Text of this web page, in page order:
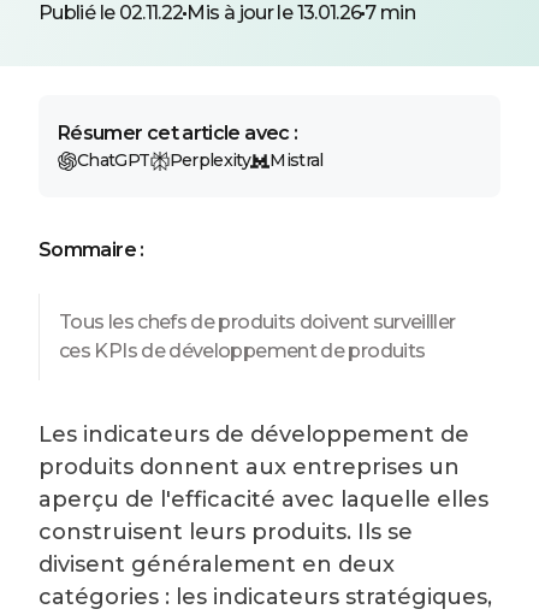
Publié le 02.11.22 Mis à jour le 13.01.267 min
Résumer cet article avec :
ChatGPT Perplexity Mistral
Sommaire :
Tous les chefs de produits doivent surveilller
ces KPIs de développement de produits
Les indicateurs de développement de
produits donnent aux entreprises un
aperçu de l'efficacité avec laquelle elles
construisent leurs produits. Ils se
divisent généralement en deux
catégories : les indicateurs stratégiques,